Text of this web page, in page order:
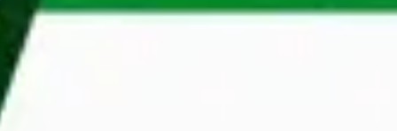
Goed verhaal16 dec 2021
‘Invallen zou een officieel vak moeten zijn’